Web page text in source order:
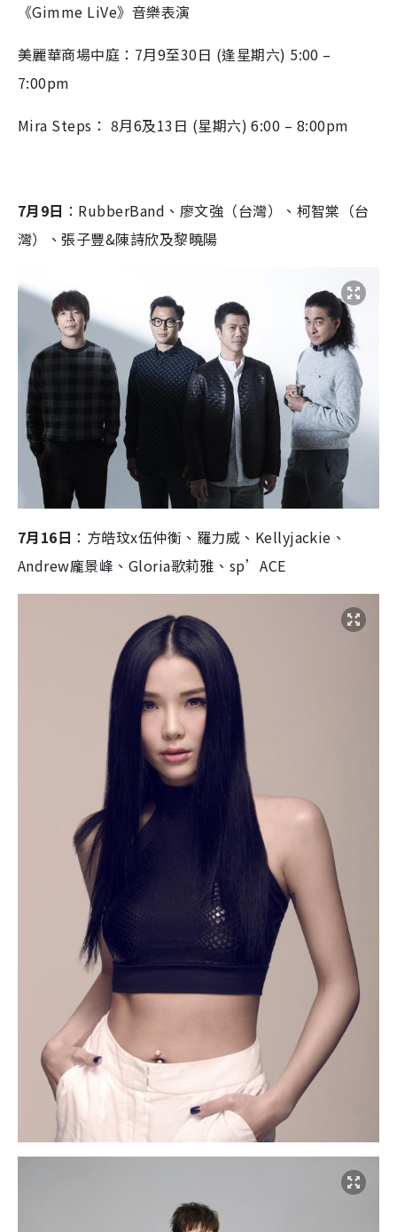
《Gimme LiVe》音樂表演
美麗華商場中庭：7月9至30日 (逢星期六) 5:00 –
7:00pm
Mira Steps： 8月6及13日 (星期六) 6:00 – 8:00pm
7月9日 ：RubberBand、廖文強（台灣）、柯智棠（台
灣）、張子豐&陳詩欣及黎曉陽
7月16日 ：方皓玟x伍仲衡、羅力威、Kellyjackie、
Andrew龐景峰、Gloria歌莉雅、sp’ACE